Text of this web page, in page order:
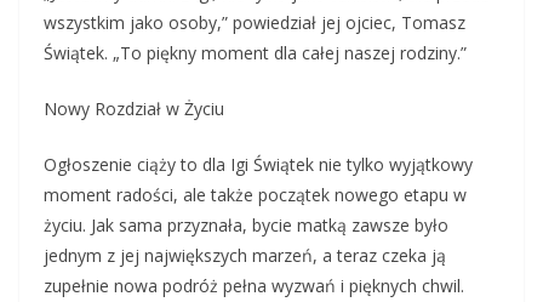
wszystkim jako osoby,” powiedział jej ojciec, Tomasz
Świątek. „To piękny moment dla całej naszej rodziny.”
Nowy Rozdział w Życiu
Ogłoszenie ciąży to dla Igi Świątek nie tylko wyjątkowy
moment radości, ale także początek nowego etapu w
życiu. Jak sama przyznała, bycie matką zawsze było
jednym z jej największych marzeń, a teraz czeka ją
zupełnie nowa podróż pełna wyzwań i pięknych chwil.